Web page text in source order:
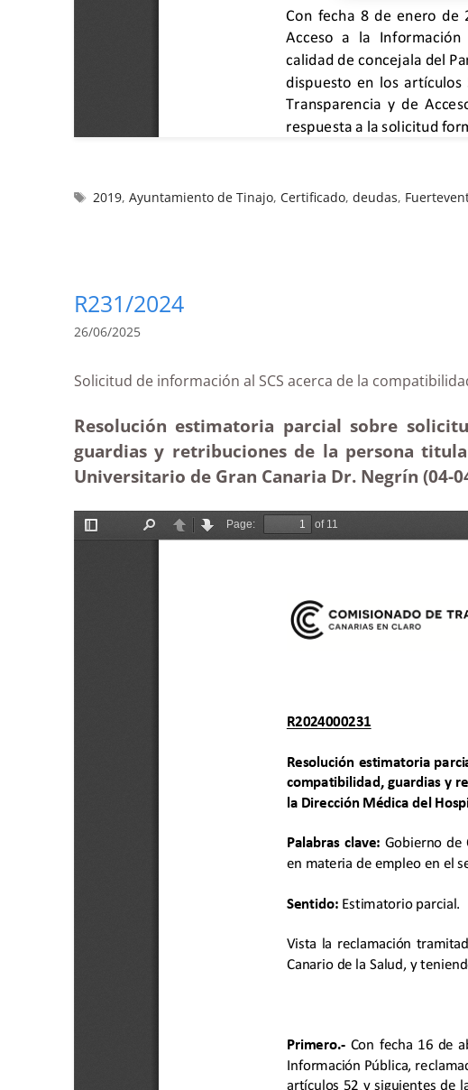
2019,Ayuntamiento de Tinajo,Certificado,deudas,
R231/2024
26/06/2025
Solicitud de información al SCS acerca de la
Resolución estimatoria parcial sobre
guardias y retribuciones de la persona
Universitario de Gran Canaria Dr. Negrín (04-